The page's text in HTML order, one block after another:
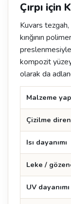
Çırpı için
Kuvars
kırığının
kompozit
olarak da
Malzeme
Çizilme
Isı dayanımı
Leke /
UV dayanımı